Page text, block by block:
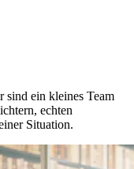
sind ein kleines Team
echten
Situation.